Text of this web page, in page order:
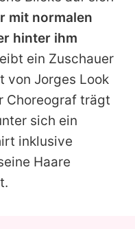
mit normalen
hinter ihm
ein Zuschauer
von Jorges Look
Choreograf trägt
sich ein
inklusive
Haare